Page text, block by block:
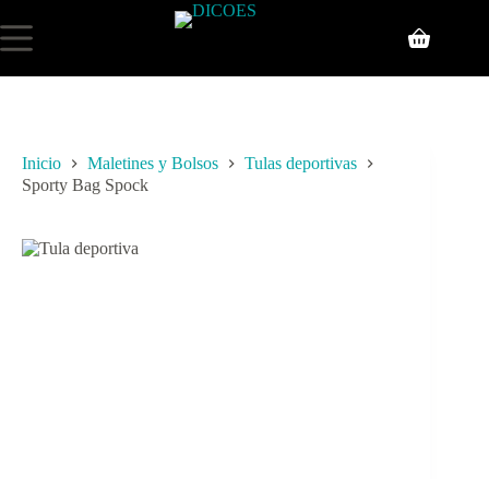
Inicio Maletines y Bolsos
Tulas deportivas
Sporty Bag Spock